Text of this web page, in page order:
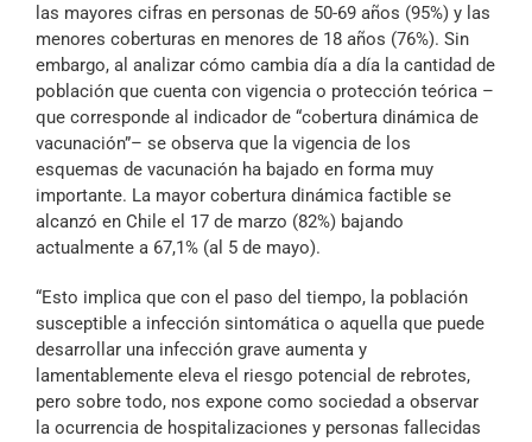
las mayores cifras en personas de 50-69 años (95%) y las
menores coberturas en menores de 18 años (76%). Sin
embargo, al analizar cómo cambia día a día la cantidad de
población que cuenta con vigencia o protección teórica –
que corresponde al indicador de “cobertura dinámica de
vacunación”– se observa que la vigencia de los
esquemas de vacunación ha bajado en forma muy
importante. La mayor cobertura dinámica factible se
alcanzó en Chile el 17 de marzo (82%) bajando
actualmente a 67,1% (al 5 de mayo).
“Esto implica que con el paso del tiempo, la población
susceptible a infección sintomática o aquella que puede
desarrollar una infección grave aumenta y
lamentablemente eleva el riesgo potencial de rebrotes,
pero sobre todo, nos expone como sociedad a observar
la ocurrencia de hospitalizaciones y personas fallecidas